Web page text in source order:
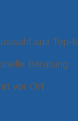
aus Top-
Beratung
vor Ort